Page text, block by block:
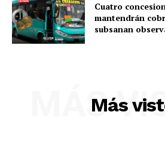
Cuatro
mantendrán
subsanan
Más
MÁS